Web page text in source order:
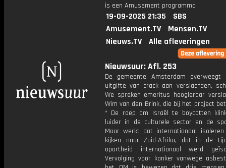
is een Amusement programma
19-09-2025 21:35
SBS
Amusement.TV
Mensen.TV
Nieuws.TV
Alle afleveringen
Nieuwsuur: Afl. 253
De gemeente Amsterdam overweegt
uitgifte van crack aan verslaafden,
We spreken emeritus hoogleraar
Wim van den Brink, die bij het project
* De roep om Israël te boycotten
luider in de culturele sector en de
Maar werkt dat internationaal
kijken naar Zuid-Afrika, dat in de
apartheid internationaal werd
Vervolging voor kanker vanwege